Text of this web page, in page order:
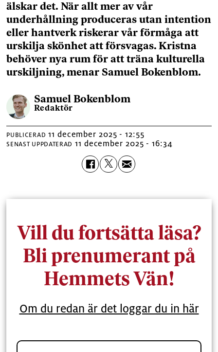
älskar det. När allt mer av vår
underhållning produceras utan intention
eller hantverk riskerar vår förmåga att
urskilja skönhet att försvagas. Kristna
behöver nya rum för att träna kulturella
urskiljning, menar Samuel Bokenblom.
Samuel Bokenblom
Redaktör
PUBLICERAD 11 december 2025 - 12:55
SENAST UPPDATERAD 11 december 2025 - 16:34
Vill du fortsätta läsa?
Bli prenumerant på
Hemmets Vän!
Om du redan är det loggar du in här